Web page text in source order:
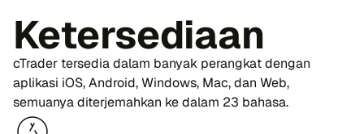
Ketersediaan
cTrader tersedia dalam banyak perangkat dengan
aplikasi iOS, Android, Windows, Mac, dan Web,
semuanya diterjemahkan ke dalam 23 bahasa.